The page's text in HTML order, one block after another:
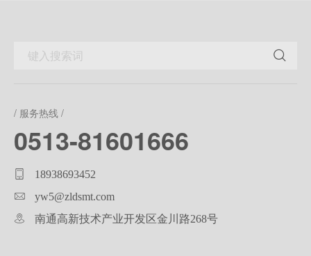
/ 服务热线 /
0513-81601666
18938693452
yw5@zldsmt.com
南通高新技术产业开发区金川路268号